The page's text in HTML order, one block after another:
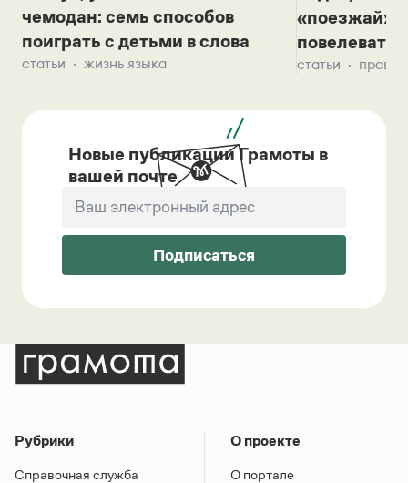
чемодан: семь способов
поиграть с детьми в слова
статьи жизнь языка
«поезжай»?
повелевать
статьи
Новые публикации Грамоты в
вашей почте
Подписаться
Рубрики
Справочная служба
О проекте
О портале